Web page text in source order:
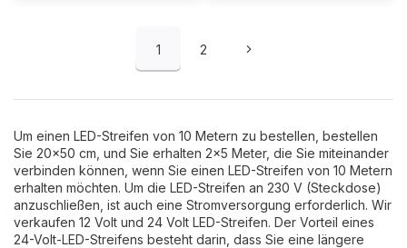
1 2
Um einen LED-Streifen von 10 Metern zu bestellen, bestellen
Sie 20x50 cm, und Sie erhalten 2x5 Meter, die Sie miteinander
verbinden können, wenn Sie einen LED-Streifen von 10 Metern
erhalten möchten. Um die LED-Streifen an 230 V (Steckdose)
anzuschließen, ist auch eine Stromversorgung erforderlich. Wir
verkaufen 12 Volt und 24 Volt LED-Streifen. Der Vorteil eines
24-Volt-LED-Streifens besteht darin, dass Sie eine längere